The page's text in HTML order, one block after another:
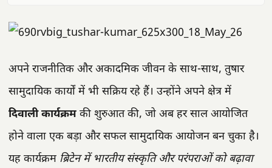
अपने राजनीतिक और अकादमिक जीवन के साथ-साथ, तुषार
सामुदायिक कार्यों में भी सक्रिय रहे हैं। उन्होंने अपने क्षेत्र में
दिवाली कार्यक्रम की शुरुआत की, जो अब हर साल आयोजित
होने वाला एक बड़ा और सफल सामुदायिक आयोजन बन चुका है।
यह कार्यक्रम ब्रिटेन में भारतीय संस्कृति और परंपराओं को बढ़ावा